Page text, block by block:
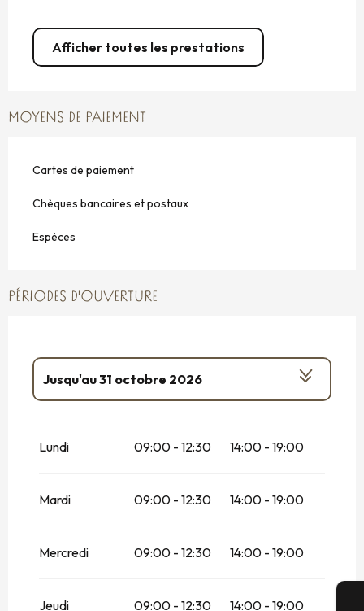
Afficher toutes les prestations
MOYENS DE PAIEMENT
Cartes de paiement
Chèques bancaires et postaux
Espèces
PÉRIODES D'OUVERTURE
Jusqu'au31 octobre 2026
Du1 novembre 2026 au31 décembre
Lundi 09:00 - 12:30 14:00 - 19:00
Mardi 09:00 - 12:30 14:00 - 19:00
Mercredi 09:00 - 12:30 14:00 - 19:00
Jeudi 09:00 - 12:30 14:00 - 19:00